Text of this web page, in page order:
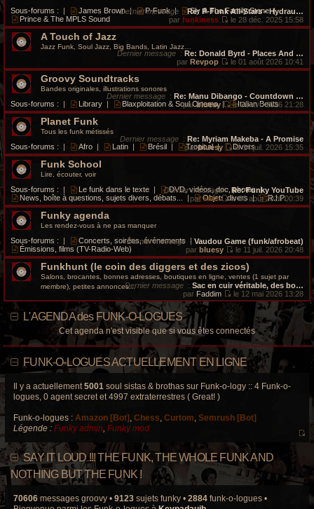
e
s
s
e
n
i
e
e
s
s
e
l
e
d
n
e
e
s
s
e
Sous-forums : | James Brown | P-Funk | Sly & The Family Stone |
Prince & The MPLS Sound
Dernier message :Re: P-Funk All-Stars - Hydrau…
par funkiness
V
r
e
r
n
i
m
e
s
e
le 28 déc. 2025 15:58
A Touch of Jazz
Jazz Funk, Soul Jazz, Big Bands, Latin Jazz…
Dernier message : Re: Donald Byrd - Places And …
par Revpop
V
r
l
e
r
n
i
e
s
s
le 01 août 2026 10:41
Groovy Soundtracks
Bandes originales, illustrations sonores
Sous-forums : | Library | Blaxploitation & Soul Cinema | Italian Beats
Dernier message : Re: Manu Dibango - Countdown …
parbluesy
V
r
l
e
n
i
e
s
a
e
le 21 avr. 2026 21:28
Planet Funk
Tous les funk métissés
Sous-forums : | Afro | Latin | Brésil | Tropical | Divers
Dernier message : Re: Myriam Makeba - A Promise
parbluesy
V
l
e
d
i
e
r
m
e
s
s
a
g
e
le 14 juil. 2026 15:35
Funk School
Lire, écouter, voir
Sous-forums : | Le funk dans le texte | DVD, vidéos, doc, photos |
News, boîte à questions, sujets divers, débats...
| Objets divers | R.I.P.
Dernier message:Re: Funky YouTube
parkata
V
l
e
d
e
r
n
i
e
m
e
s
s
a
g
e
le 06 août 2026 00:39
Funky agenda
Les rendez-vous à ne pas manquer
Sous-forums : | Concerts, soirées, événements |
Émissions, films (TV-Radio-Web)
Dernier message : Vaudou Game (funk/afrobeat)
par bluesy
V
o
r
l
e
e
r
n
i
e
r
m
e
s
s
e
le 11 juil. 2026 20:48
Funkhunt (le coin des diggers et des zicos)
Salons, brocantes, bonnes adresses, boutiques en ligne, ventes (1 sujet par
membre), petites annonces...Dernier message : Sac en cuir véritable, des bo…
par Faddim
V
o
i
r
e
d
e
r
i
e
a
g
e
le 12 mai 2026 13:28
L'AGENDA des FUNK-O-LOGUES
Cet agenda n'est visible que si vous êtes connectés
FUNK-O-LOGUES ACTUELLEMENT EN LIGNE
Il y a actuellement 5001 soul sistas & brothas sur Funk-o-logy :: 4 Funk-o-
logues, 0 agent secret et 4997 extraterrestres ( Great! )
Funk-o-logues : Amazon [Bot] Chess Curtom Semrush [Bot]
Légende : Funky admin Funky mod
e
d
SAY IT LOUD !!! THE FUNK, THE WHOLE FUNK AND
NOTHING BUT THE FUNK !
70606 messages groovy • 9123 sujets funky • 2884 funk-o-logues •